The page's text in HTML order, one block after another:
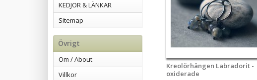
KEDJOR & LÄNKAR
Sitemap
Övrigt
Om / About
Villkor
Kreolörhängen Labradorit -
oxiderade